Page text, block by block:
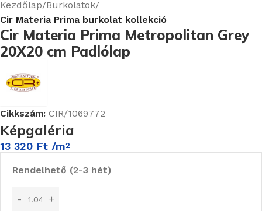
Kezdőlap Burkolatok
Cir Materia Prima burkolat kollekció
Cir Materia Prima Metropolitan Grey
20X20 cm Padlólap
Cikkszám: CIR/1069772
Képgaléria
13 320 Ft /m2
Rendelhető (2-3 hét)